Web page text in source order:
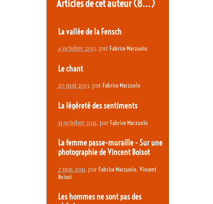
Articles de cet auteur(8…)
La vallée de la Fensch
4 octobre 2013, par Fabrice Marzuolo
Le chant
20 mai 2013, par Fabrice Marzuolo
La légèreté des sentiments
11 octobre 2011, par Fabrice Marzuolo
La femme passe-muraille - Sur une
photographie de Vincent Boisot
2 mai 2011, par Fabrice Marzuolo, Vincent
Boisot
Les hommes ne sont pas des